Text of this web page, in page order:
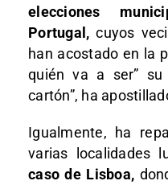
elecciones
Portugal, cuyos
han acostado en la
quién va a ser” su
cartón”, ha
Igualmente, ha
varias localidades
caso de Lisboa,